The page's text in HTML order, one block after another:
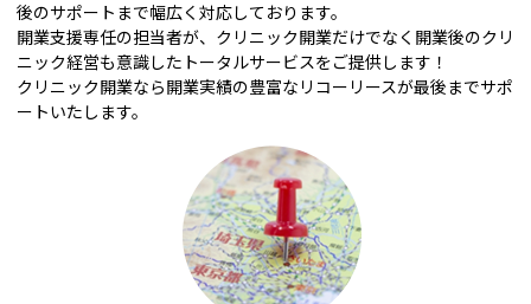
後のサポートまで幅広く対応しております。
開業支援専任の担当者が、クリニック開業だけでなく開業後のクリ
ニック経営も意識したトータルサービスをご提供します！
クリニック開業なら開業実績の豊富なリコーリースが最後までサポ
ートいたします。